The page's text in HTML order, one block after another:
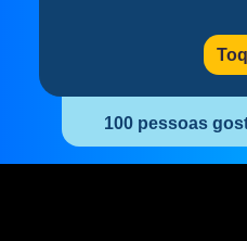
100 pessoas